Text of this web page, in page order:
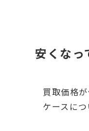
安くなっ
買取価格
ケースにつ